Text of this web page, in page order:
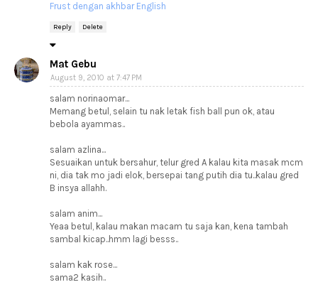
Frust dengan akhbar English
Reply Delete
Mat Gebu
August 9, 2010 at 7:47 PM
salam norinaomar...
Memang betul, selain tu nak letak fish ball pun ok, atau
bebola ayammas..
salam azlina...
Sesuaikan untuk bersahur, telur gred A kalau kita masak mcm
ni, dia tak mo jadi elok, bersepai tang putih dia tu..kalau gred
B insya allahh.
salam anim...
Yeaa betul, kalau makan macam tu saja kan, kena tambah
sambal kicap..hmm lagi besss..
salam kak rose...
sama2 kasih..